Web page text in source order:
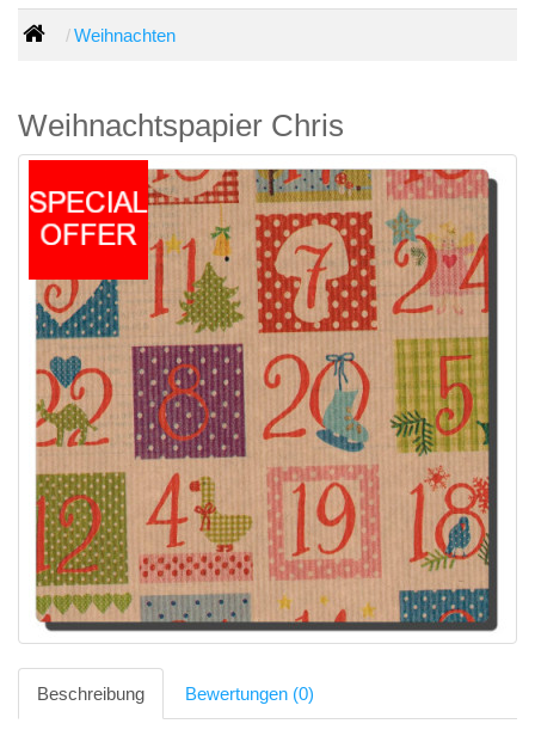
Weihnachten
Weihnachtspapier Chris
Beschreibung Bewertungen (0)